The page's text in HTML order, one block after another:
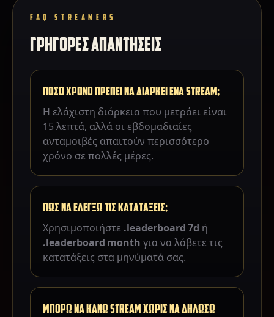
FAQ STREAMERS
ΓΡΗΓΟΡΕΣ ΑΠΑΝΤΗΣΕΙΣ
ΠΟΣΟ ΧΡΟΝΟ ΠΡΕΠΕΙ ΝΑ ΔΙΑΡΚΕΙ ΕΝΑ STREAM;
Η ελάχιστη διάρκεια που μετράει είναι
15 λεπτά, αλλά οι εβδομαδιαίες
ανταμοιβές απαιτούν περισσότερο
χρόνο σε πολλές μέρες.
ΠΩΣ ΝΑ ΕΛΕΓΞΩ ΤΙΣ ΚΑΤΑΤΑΞΕΙΣ;
Χρησιμοποιήστε .leaderboard 7d ή
.leaderboard month για να λάβετε τις
κατατάξεις στα μηνύματά σας.
ΜΠΟΡΩ ΝΑ ΚΑΝΩ STREAM ΧΩΡΙΣ ΝΑ ΔΗΛΩΣΩ